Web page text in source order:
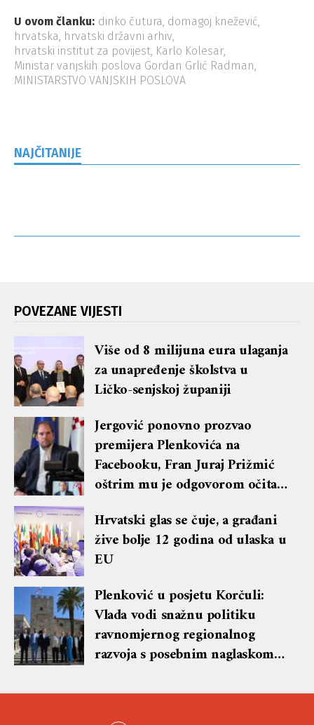
U ovom članku: dinko čutura domagoj knežević
hrvatska hrvatski državni arhiv
hrvatski institut za povijest Karlo Kolesar
Ministar vanjskih poslova Gordan Grlić Radman
MINISTARSTVO VANJSKIH POSLOVA
NAJČITANIJE
POVEZANE VIJESTI
Više od 8 milijuna eura ulaganja
za unapređenje školstva u
Ličko-senjskoj županiji
Jergović ponovno prozvao
premijera Plenkovića na
Facebooku, Fran Juraj Prižmić
oštrim mu je odgovorom očitao
komentara
Hrvatski glas se čuje, a građani
žive bolje 12 godina od ulaska u
EU
Plenković u posjetu Korčuli:
Vlada vodi snažnu politiku
ravnomjernog regionalnog
razvoja s posebnim naglaskom